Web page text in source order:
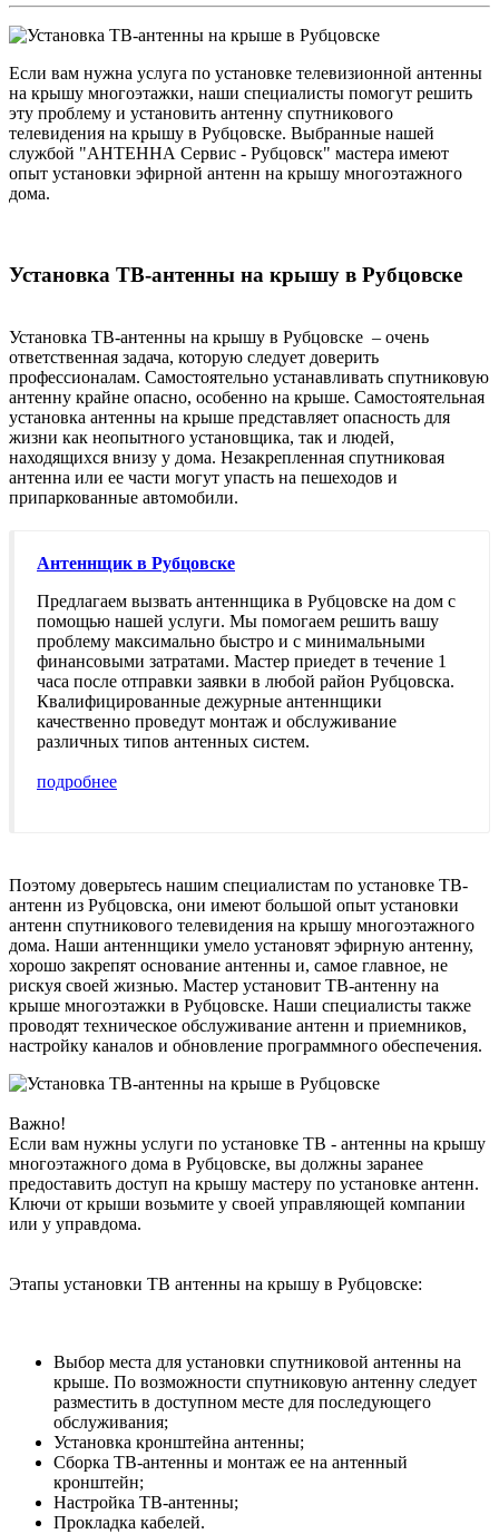
Если вам нужна услуга по установке телевизионной антенны
на крышу многоэтажки, наши специалисты помогут решить
эту проблему и установить антенну спутникового
телевидения на крышу в Рубцовске. Выбранные нашей
службой "АНТЕННА Сервис - Рубцовск" мастера имеют
опыт установки эфирной антенн на крышу многоэтажного
дома.
Установка ТВ-антенны на крышу в Рубцовске
Установка ТВ-антенны на крышу в Рубцовске – очень
ответственная задача, которую следует доверить
профессионалам. Самостоятельно устанавливать спутниковую
антенну крайне опасно, особенно на крыше. Самостоятельная
установка антенны на крыше представляет опасность для
жизни как неопытного установщика, так и людей,
находящихся внизу у дома. Незакрепленная спутниковая
антенна или ее части могут упасть на пешеходов и
припаркованные автомобили.
Антеннщик в Рубцовске
Предлагаем вызвать антеннщика в Рубцовске на дом с
помощью нашей услуги. Мы помогаем решить вашу
проблему максимально быстро и с минимальными
финансовыми затратами. Мастер приедет в течение 1
часа после отправки заявки в любой район Рубцовска.
Квалифицированные дежурные антеннщики
качественно проведут монтаж и обслуживание
различных типов антенных систем.
подробнее
Поэтому доверьтесь нашим специалистам по установке ТВ-
антенн из Рубцовска, они имеют большой опыт установки
антенн спутникового телевидения на крышу многоэтажного
дома. Наши антеннщики умело установят эфирную антенну,
хорошо закрепят основание антенны и, самое главное, не
рискуя своей жизнью. Мастер установит ТВ-антенну на
крыше многоэтажки в Рубцовске. Наши специалисты также
проводят техническое обслуживание антенн и приемников,
настройку каналов и обновление программного обеспечения.
Важно!
Если вам нужны услуги по установке ТВ - антенны на крышу
многоэтажного дома в Рубцовске, вы должны заранее
предоставить доступ на крышу мастеру по установке антенн.
Ключи от крыши возьмите у своей управляющей компании
или у управдома.
Этапы установки ТВ антенны на крышу в Рубцовске:
Выбор места для установки спутниковой антенны на
крыше. По возможности спутниковую антенну следует
разместить в доступном месте для последующего
обслуживания;
Установка кронштейна антенны;
Сборка ТВ-антенны и монтаж ее на антенный
кронштейн;
Настройка ТВ-антенны;
Прокладка кабелей.